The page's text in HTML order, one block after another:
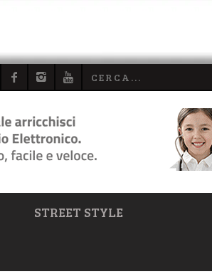
STREET STYLE